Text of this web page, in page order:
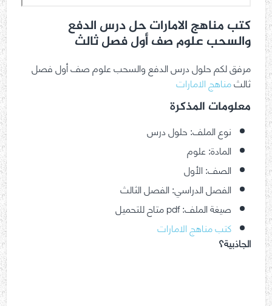
كتب مناهج الامارات حل درس الدفع
والسحب علوم صف أول فصل ثالث
مرفق لكم حلول درس الدفع والسحب علوم صف أول فصل
ثالثمناهج الامارات
معلومات المذكرة
نوع الملف: حلول درس
المادة: علوم
الصف: الأول
الفصل الدراسي: الفصل الثالث
صيغة الملف: pdf متاح للتحميل
كتب مناهج الامارات
الجاذبية؟